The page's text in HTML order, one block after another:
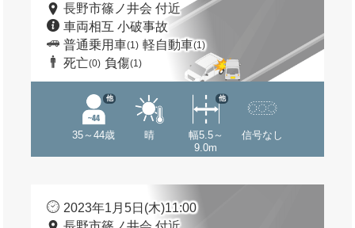
長野市篠ノ井会 付近
車両相互 小破事故
普通乗用車(1) 軽自動車(1)
死亡(0) 負傷(1)
35～44歳
他
晴
幅5.5～
9.0m
他
信号なし
2023年1月5日(木)11:00